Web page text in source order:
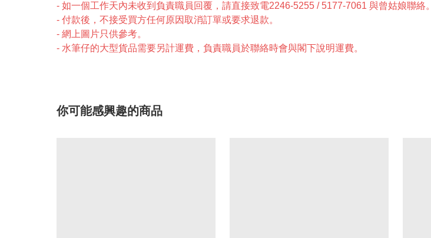
- 如一個工作天內未收到負責職員回覆，請直接致電2246-5255 / 5177-7061 與曾姑娘聯絡。
- 付款後，不接受買方任何原因取消訂單或要求退款。
- 網上圖片只供參考。
- 水筆仔的大型貨品需要另計運費，負責職員於聯絡時會與閣下說明運費。
你可能感興趣的商品